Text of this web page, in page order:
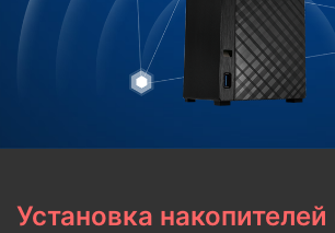
Установка накопителей